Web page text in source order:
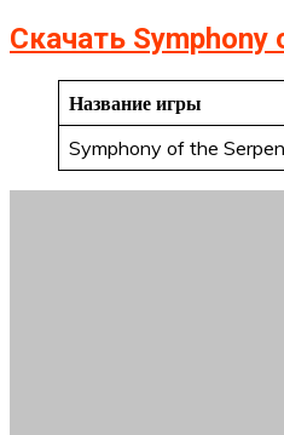
Скачать Symphony
Название игры
Symphony of the